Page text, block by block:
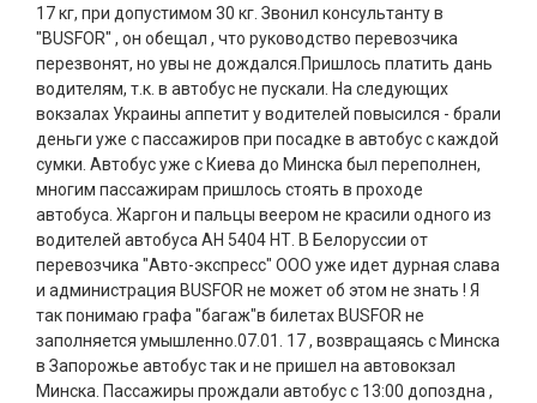
17 кг, при допустимом 30 кг. Звонил консультанту в
"BUSFOR" , он обещал , что руководство перевозчика
перезвонят, но увы не дождался.Пришлось платить дань
водителям, т.к. в автобус не пускали. На следующих
вокзалах Украины аппетит у водителей повысился - брали
деньги уже с пассажиров при посадке в автобус с каждой
сумки. Автобус уже с Киева до Минска был переполнен,
многим пассажирам пришлось стоять в проходе
автобуса. Жаргон и пальцы веером не красили одного из
водителей автобуса АН 5404 НТ. В Белоруссии от
перевозчика "Авто-экспресс" ООО уже идет дурная слава
и администрация BUSFOR не может об этом не знать ! Я
так понимаю графа "багаж"в билетах BUSFOR не
заполняется умышленно.07.01. 17 , возвращаясь с Минска
в Запорожье автобус так и не пришел на автовокзал
Минска. Пассажиры прождали автобус с 13:00 допоздна ,